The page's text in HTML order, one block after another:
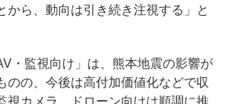
から、動向は引き続き注視する」と
・監視向け」は、熊本地震の影響が
のの、今後は高付加価値化などで収
視カメラ、ドローン向けは順調に推